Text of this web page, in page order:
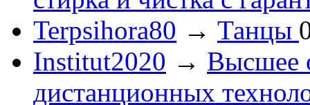
Terpsihora80 → Танцы
Institut2020 → Высшее
дистанционных